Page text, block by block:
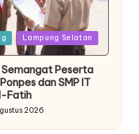
Lampung Selatan
Semangat Peserta
dan SMP IT
Fatih
2026